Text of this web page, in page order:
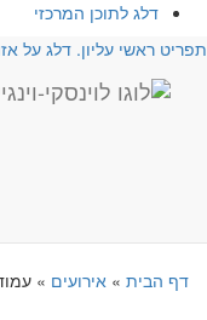
דלג לתוכן המרכזי
ראשי עליון. דלג על
דף הבית» אירועים» עמוד